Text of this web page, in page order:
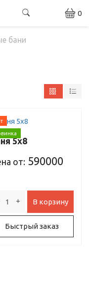
0
бани
5х8
от: 590000
В корзину
Быстрый заказ